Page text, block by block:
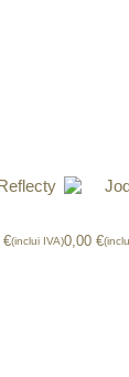
€(inclui IVA)0,00 €